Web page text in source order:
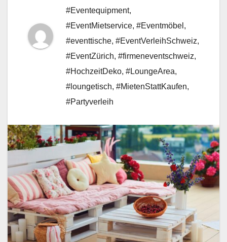
#Eventequipment,
#EventMietservice, #Eventmöbel ,
#eventtische, #EventVerleihSchweiz,
#EventZürich, #firmeneventschweiz,
#HochzeitDeko, #LoungeArea,
#loungetisch, #MietenStattKaufen,
#Partyverleih